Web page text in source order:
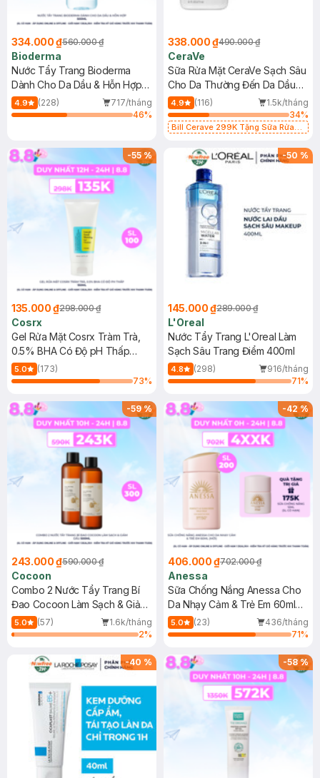
334.000 ₫560.000 ₫
Bioderma
Nước Tẩy Trang Bioderma
Dành Cho Da Dầu & Hỗn Hợp
500ml
4.9 (228)
717/tháng
46%
338.000 ₫490.000 ₫
CeraVe
Sữa Rửa Mặt CeraVe Sạch Sâu
Cho Da Thường Đến Da Dầu
473ml
4.9 (116)
1.5k/tháng
34%
Bill Cerave 299K Tặng Sữa Rửa
-55%
135.000 ₫298.000 ₫
Cosrx
Gel Rửa Mặt Cosrx Tràm Trà,
0.5% BHA Có Độ pH Thấp
150ml
5.0
(173)
73%
-50 %
145.000 ₫289.000 ₫
L'Oreal
Nước Tẩy Trang L'Oreal Làm
Sạch Sâu Trang Điểm 400ml
4.8 (298)
916/tháng
71%
-59%
243.000 ₫590.000 ₫
Cocoon
Combo 2 Nước Tẩy Trang Bí
Đao Cocoon Làm Sạch & Giảm
Dầu 500ml
5.0 (57)
1.6k/tháng
2%
-42%
406.000 ₫702.000 ₫
Anessa
Sữa Chống Nắng Anessa Cho
Da Nhạy Cảm & Trẻ Em 60ml
(Mới)
5.0 (23)
436/tháng
71%
-40 % -58%